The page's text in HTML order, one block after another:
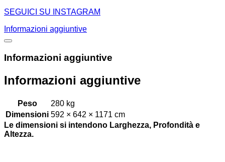
SEGUICI SU INSTAGRAM
Informazioni aggiuntive
Informazioni aggiuntive
Informazioni aggiuntive
Peso
280 kg
Dimensioni 592 × 642 × 1171 cm
Le dimensioni si intendono Larghezza, Profondità e
Altezza.